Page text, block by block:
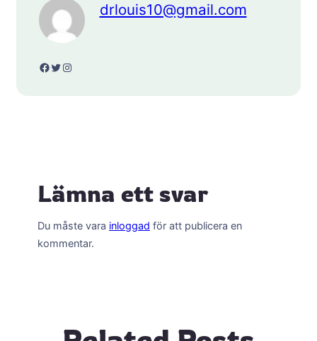
drlouis10@gmail.com
Facebook Twitter Instagram
Lämna ett svar
Du måste vara inloggad för att publicera en
kommentar.